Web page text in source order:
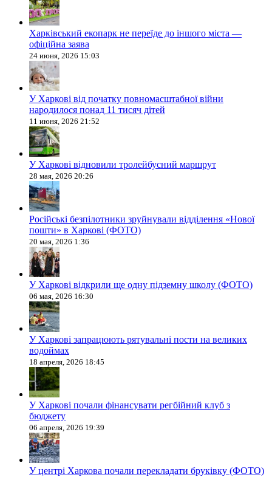
Харківський екопарк не переїде до іншого міста —
офіційна заява
24 июня, 2026 15:03
У Харкові від початку повномасштабної війни
народилося понад 11 тисяч дітей
11 июня, 2026 21:52
У Харкові відновили тролейбусний маршрут
28 мая, 2026 20:26
Російські безпілотники зруйнували відділення «Нової
пошти» в Харкові (ФОТО)
20 мая, 2026 1:36
У Харкові відкрили ще одну підземну школу (ФОТО)
06 мая, 2026 16:30
У Харкові запрацюють рятувальні пости на великих
водоймах
18 апреля, 2026 18:45
У Харкові почали фінансувати регбійний клуб з
бюджету
06 апреля, 2026 19:39
У центрі Харкова почали перекладати бруківку (ФОТО)